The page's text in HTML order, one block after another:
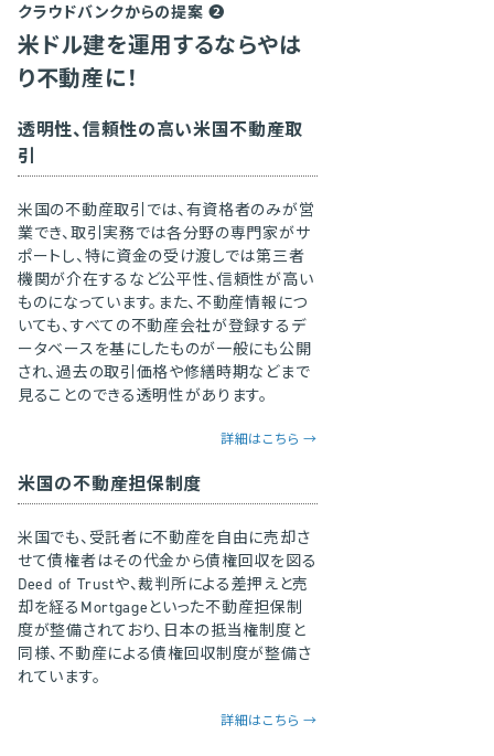
クラウドバンクからの提案 ❷
米ドル建を運用するならやは
り不動産に！
透明性、信頼性の高い米国不動産取
引
米国の不動産取引では、有資格者のみが営
業でき、取引実務では各分野の専門家がサ
ポートし、特に資金の受け渡しでは第三者
機関が介在するなど公平性、信頼性が高い
ものになっています。また、不動産情報につ
いても、すべての不動産会社が登録するデ
ータベースを基にしたものが一般にも公開
され、過去の取引価格や修繕時期などまで
見ることのできる透明性があります。
詳細はこちら →
米国の不動産担保制度
米国でも、受託者に不動産を自由に売却さ
せて債権者はその代金から債権回収を図る
Deed of Trustや、裁判所による差押えと売
却を経るMortgageといった不動産担保制
度が整備されており、日本の抵当権制度と
同様、不動産による債権回収制度が整備さ
れています。
詳細はこちら →